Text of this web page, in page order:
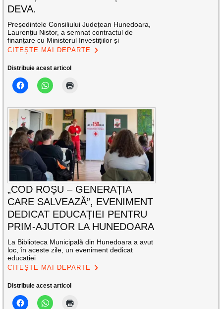
DEVA.
Președintele Consiliului Județean Hunedoara,
Laurențiu Nistor, a semnat contractul de
finanțare cu Ministerul Investițiilor și
CITEȘTE MAI DEPARTE
Distribuie acest articol
„COD ROȘU – GENERAȚIA
CARE SALVEAZĂ”, EVENIMENT
DEDICAT EDUCAȚIEI PENTRU
PRIM-AJUTOR LA HUNEDOARA
La Biblioteca Municipală din Hunedoara a avut
loc, în aceste zile, un eveniment dedicat
educației
CITEȘTE MAI DEPARTE
Distribuie acest articol